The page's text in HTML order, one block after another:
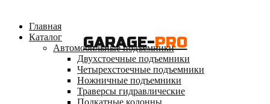
GARAGE-PRO
Главная
Каталог
Автомобильные подъемники
Двухстоечные подъемники
Четырехстоечные подъемники
Ножничные подъемники
Траверсы гидравлические
Подкатные колонны